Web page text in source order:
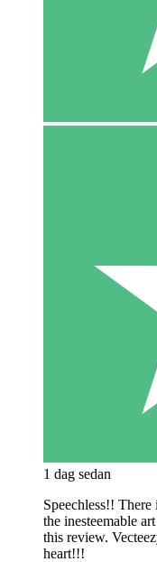
1 dag sedan
Speechless!!
the inesteemable
this review.
heart!!!